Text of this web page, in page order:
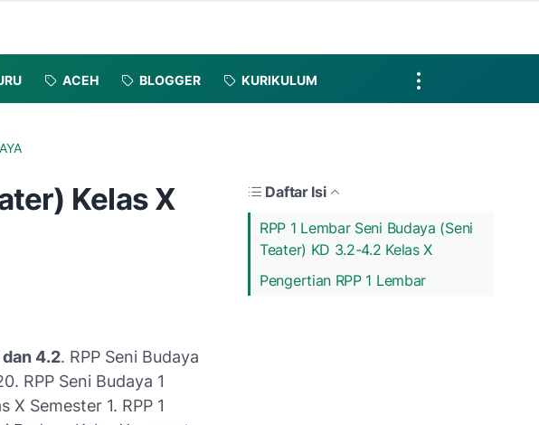
ACEH BLOGGER KURIKULUM
Kelas X
Daftar Isi
RPP 1 Lembar Seni Budaya (Seni
Teater) KD 3.2-4.2 Kelas X
Pengertian RPP 1 Lembar
dan 4.2. RPP Seni Budaya
RPP Seni Budaya 1
X Semester 1. RPP 1